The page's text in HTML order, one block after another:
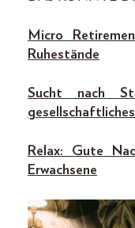
Micro
Ruhestände
Sucht nach
Relax: Gute
Erwachsene